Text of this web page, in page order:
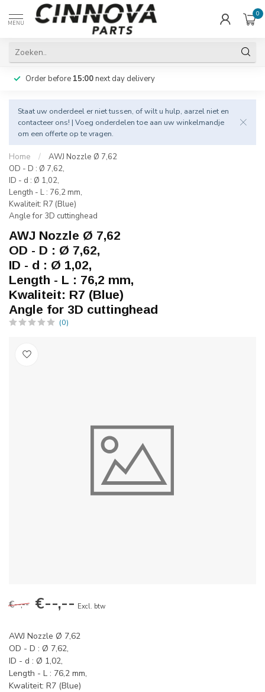
MENU
0
Order before 15:00next day delivery
Staat uw onderdeel er niet tussen, of wilt u hulp, aarzel niet en
contacteer ons! | Voeg onderdelen toe aan uw winkelmandje
om een offerte op te vragen.
Home /
AWJ Nozzle Ø 7,62
OD - D : Ø 7,62,
ID - d : Ø 1,02,
Length - L : 76,2 mm,
Kwaliteit: R7 (Blue)
Angle for 3D cuttinghead
AWJ Nozzle Ø 7,62
OD - D : Ø 7,62,
ID - d : Ø 1,02,
Length - L : 76,2 mm,
Kwaliteit: R7 (Blue)
Angle for 3D cuttinghead
(0)
€--,-- €--,-- Excl. btw
AWJ Nozzle Ø 7,62
OD - D : Ø 7,62,
ID - d : Ø 1,02,
Length - L : 76,2 mm,
Kwaliteit: R7 (Blue)